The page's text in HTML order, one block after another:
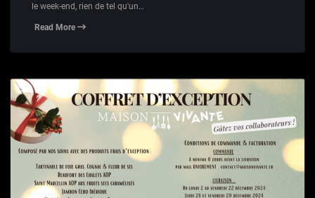
le week-end, rien de tel qu'un…
Read More